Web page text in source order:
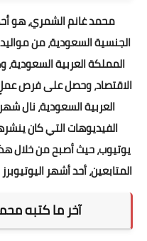
محمد غانم الشمري، هو
المملكة العربية
الاقتصاد، وحصل على فرص
العربية السعودية، نال
الفيديوهات التي كان
يوتيوب، حيث أصبح من خلال
المتابعين، أحد أشهر
آخر ما كتبه